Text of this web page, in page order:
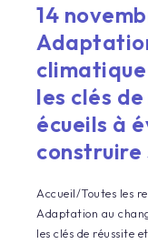
14
les clés
écueils à
Accueil/Toutes les
Adaptation au
les clés de réussite